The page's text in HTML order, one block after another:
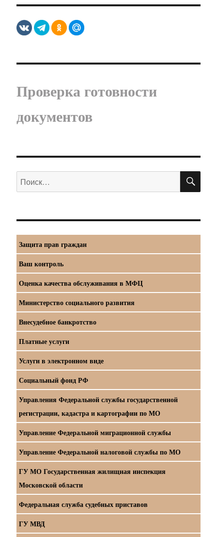
Проверка готовности
документов
Искать:
Защита прав граждан
Ваш контроль
Оценка качества обслуживания в МФЦ
Министерство социального развития
Внесудебное банкротство
Платные услуги
Услуги в электронном виде
Социальный фонд РФ
Управления Федеральной службы государственной
регистрации, кадастра и картографии по МО
Управление Федеральной миграционной службы
Управление Федеральной налоговой службы по МО
ГУ МО Государственная жилищная инспекция
Московской области
Федеральная служба судебных приставов
ГУ МВД